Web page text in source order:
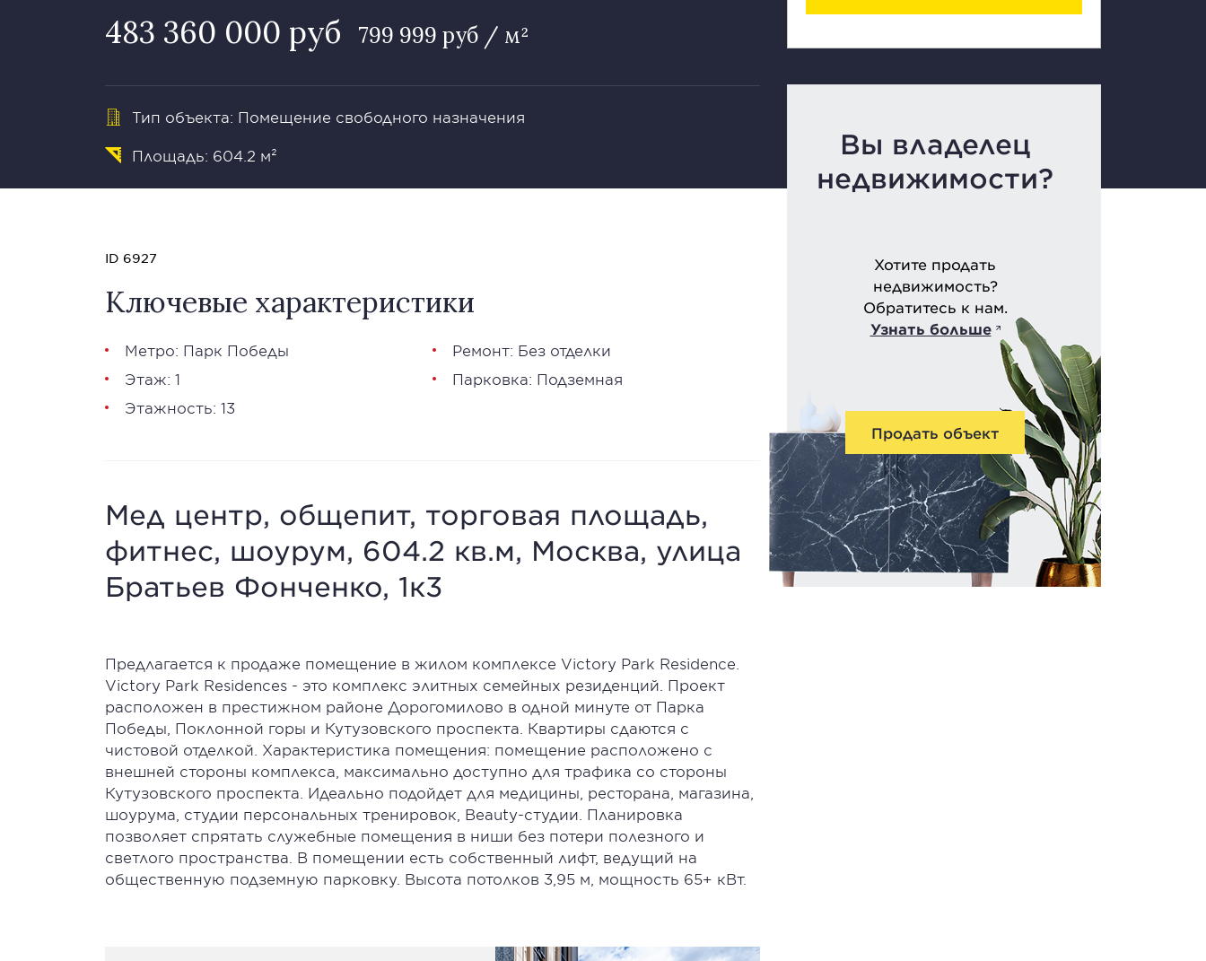
483 360 000 руб 799 999 руб / м²
Тип объекта: Помещение свободного назначения
Площадь: 604.2 м²
Вы владелец
недвижимости?
Хотите продать
недвижимость?
Обратитесь к нам.
Узнать больше
Продать объект
ID 6927
Ключевые характеристики
Метро: Парк Победы
Этаж: 1
Этажность: 13
Ремонт: Без отделки
Парковка: Подземная
Мед центр, общепит, торговая площадь,
фитнес, шоурум, 604.2 кв.м, Москва, улица
Братьев Фонченко, 1к3
Предлагается к продаже помещение в жилом комплексе Victory Park Residence.
Victory Park Residences - это комплекс элитных семейных резиденций. Проект
расположен в престижном районе Дорогомилово в одной минуте от Парка
Победы, Поклонной горы и Кутузовского проспекта. Квартиры сдаются с
чистовой отделкой. Характеристика помещения: помещение расположено с
внешней стороны комплекса, максимально доступно для трафика со стороны
Кутузовского проспекта. Идеально подойдет для медицины, ресторана, магазина,
шоурума, студии персональных тренировок, Beauty-студии. Планировка
позволяет спрятать служебные помещения в ниши без потери полезного и
светлого пространства. В помещении есть собственный лифт, ведущий на
общественную подземную парковку. Высота потолков 3,95 м, мощность 65+ кВт.